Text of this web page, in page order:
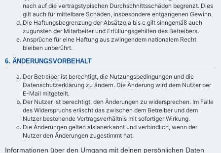
nach auf die vertragstypischen Durchschnittsschäden begrenzt. Dies
gilt auch für mittelbare Schäden, insbesondere entgangenen Gewinn.
Die Haftungsbegrenzung der Absätze a bis c gilt sinngemäß auch
zugunsten der Mitarbeiter und Erfüllungsgehilfen des Betreibers.
Ansprüche für eine Haftung aus zwingendem nationalem Recht
bleiben unberührt.
6. ÄNDERUNGSVORBEHALT
Der Betreiber ist berechtigt, die Nutzungsbedingungen und die
Datenschutzerklärung zu ändern. Die Änderung wird dem Nutzer per
E-Mail mitgeteilt.
Der Nutzer ist berechtigt, den Änderungen zu widersprechen. Im Falle
des Widerspruchs erlischt das zwischen dem Betreiber und dem
Nutzer bestehende Vertragsverhältnis mit sofortiger Wirkung.
Die Änderungen gelten als anerkannt und verbindlich, wenn der
Nutzer den Änderungen zugestimmt hat.
Informationen über den Umgang mit deinen persönlichen Daten